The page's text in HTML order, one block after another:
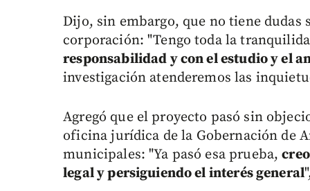
Dijo, sin embargo, que no tiene dudas
corporación: "Tengo toda la
responsabilidad y con el estudio y el
investigación atenderemos las
Agregó que el proyecto pasó sin
oficina jurídica de la Gobernación de
municipales: "Ya pasó esa prueba,
legal y persiguiendo el interés general